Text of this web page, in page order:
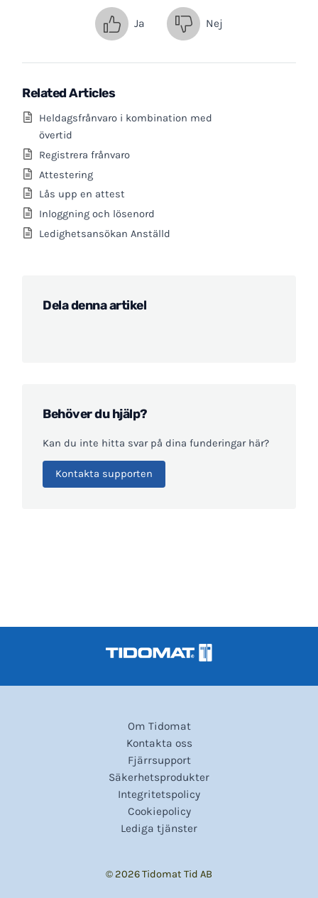
Ja Nej
Related Articles
Heldagsfrånvaro i kombination med
övertid
Registrera frånvaro
Attestering
Lås upp en attest
Inloggning och lösenord
Ledighetsansökan Anställd
Dela denna artikel
Behöver du hjälp?
Kan du inte hitta svar på dina funderingar här?
Kontakta supporten
Om Tidomat
Kontakta oss
Fjärrsupport
Säkerhetsprodukter
Integritetspolicy
Cookiepolicy
Lediga tjänster
© 2026 Tidomat Tid AB